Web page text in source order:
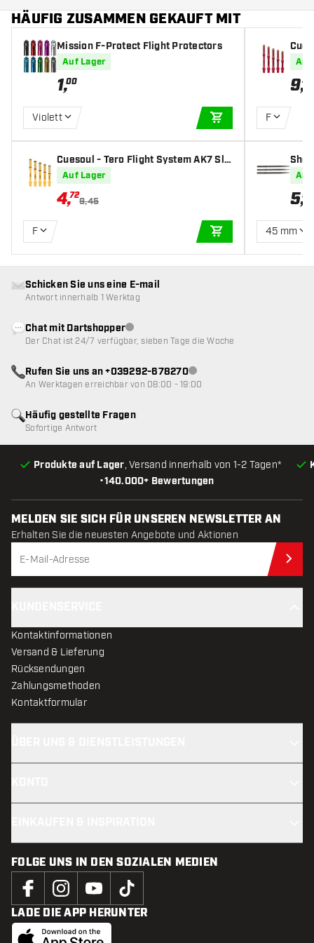
HÄUFIG ZUSAMMEN GEKAUFT MIT
Mission F-Protect Flight Protectors
Auf Lager
1,00
Violett
IN DEN
Cuesoul - Tero Flight System AK7 Sli
m - Yellow - Dart Shafts
Auf Lager
4,72
9,45
F
IN DEN
m -
Auf
9,45
F
5Auf
5,95
45 mm
•140.000+ Bewertungen
Produkte auf Lager, Versand innerhalb von 1-2 Tagen*
Häufig gestellte Fragen
Sofortige Antwort
Schicken Sie uns eine E-mail
Antwort innerhalb 1 Werktag
Chat mit DartshopperKundenservice nicht verfügbar
Der Chat ist 24/7 verfügbar, sieben Tage die Woche
Rufen Sie uns an +039292-678270Kundenservice nicht
An Werktagen erreichbar von 08:00 - 19:00
MELDEN SIE SICH FÜR UNSEREN NEWSLETTER AN
Erhalten Sie die neuesten Angebote und Aktionen
Kontaktinformationen
Versand & Lieferung
Rücksendungen
Zahlungsmethoden
Kontaktformular
FOLGE UNS IN DEN SOZIALEN MEDIEN
LADE DIE APP HERUNTER